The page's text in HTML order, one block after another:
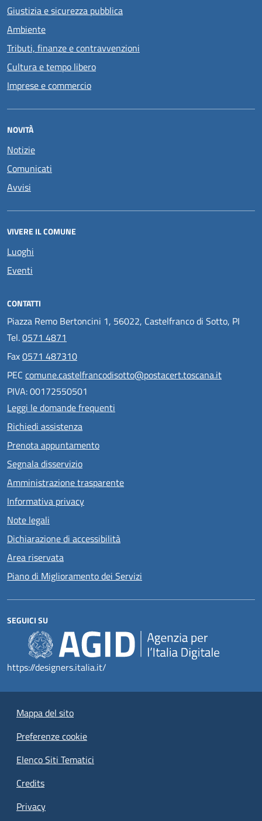
Giustizia e sicurezza pubblica
Ambiente
Tributi, finanze e contravvenzioni
Cultura e tempo libero
Imprese e commercio
NOVITÀ
Notizie
Comunicati
Avvisi
VIVERE IL COMUNE
Luoghi
Eventi
CONTATTI
Piazza Remo Bertoncini 1, 56022, Castelfranco di Sotto, PI
Tel.0571 4871
Fax0571 487310
PEC comune.castelfrancodisotto@postacert.toscana.it
PIVA: 00172550501
Leggi le domande frequenti
Richiedi assistenza
Prenota appuntamento
Segnala disservizio
Amministrazione trasparente
Informativa privacy
Note legali
Dichiarazione di accessibilità
Area riservata
Piano di Miglioramento dei Servizi
SEGUICI SU
https://designers.italia.it/
Mappa del sito
Preferenze cookie
Elenco Siti Tematici
Credits
Privacy